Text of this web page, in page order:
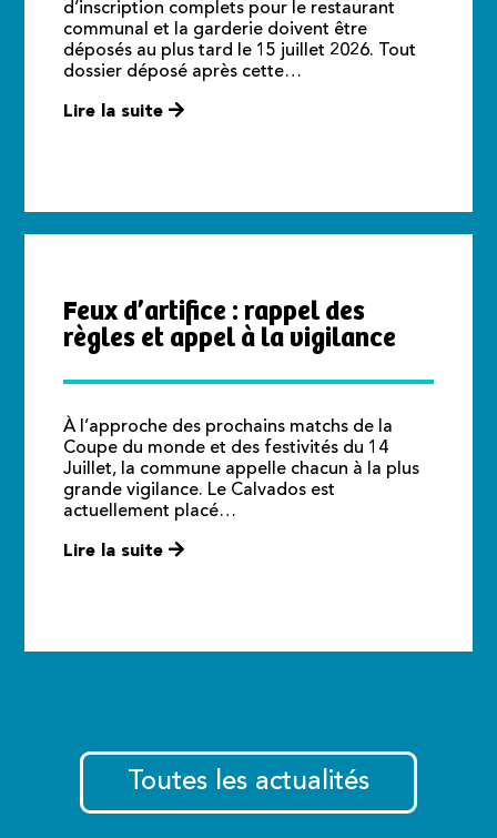
d’inscription complets pour le restaurant
communal et la garderie doivent être
déposés au plus tard le 15 juillet 2026. Tout
dossier déposé après cette…
Lire la suite
Feux d’artifice : rappel des
règles et appel à la vigilance
À l’approche des prochains matchs de la
Coupe du monde et des festivités du 14
Juillet, la commune appelle chacun à la plus
grande vigilance. Le Calvados est
actuellement placé…
Lire la suite
Toutes les actualités